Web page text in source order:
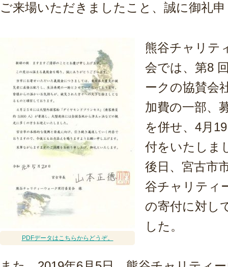
ご来場いただきましたこと、誠に御礼
PDFデータはこちらからどうぞ。
熊谷チャリテ
会では、第8
ークの協賛会
加費の一部、
を併せ、4月
付をいたしま
後日、宮古市
谷チャリティ
の寄付に対し
した。